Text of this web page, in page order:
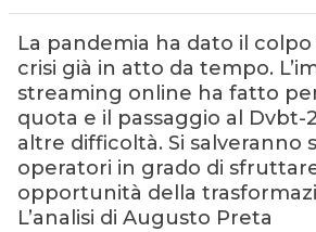
La pandemia ha dato il
crisi già in atto da tempo.
streaming online ha fatto
quota e il passaggio al Dvbt-
altre difficoltà. Si salveranno
operatori in grado di
opportunità della
L’analisi di Augusto Preta